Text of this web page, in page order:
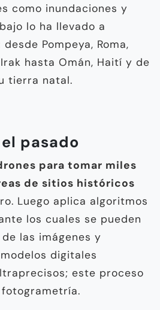
como inundaciones y
lo ha llevado a
Pompeya, Roma,
hasta Omán, Haití y de
tierra natal.
pasado
para tomar miles
de sitios históricos
Luego aplica algoritmos
los cuales se pueden
las imágenes y
digitales
este proceso